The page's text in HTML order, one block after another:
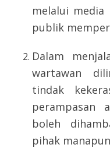
melalui media
publik
Dalam
wartawan
tindak
perampasan
boleh
pihak